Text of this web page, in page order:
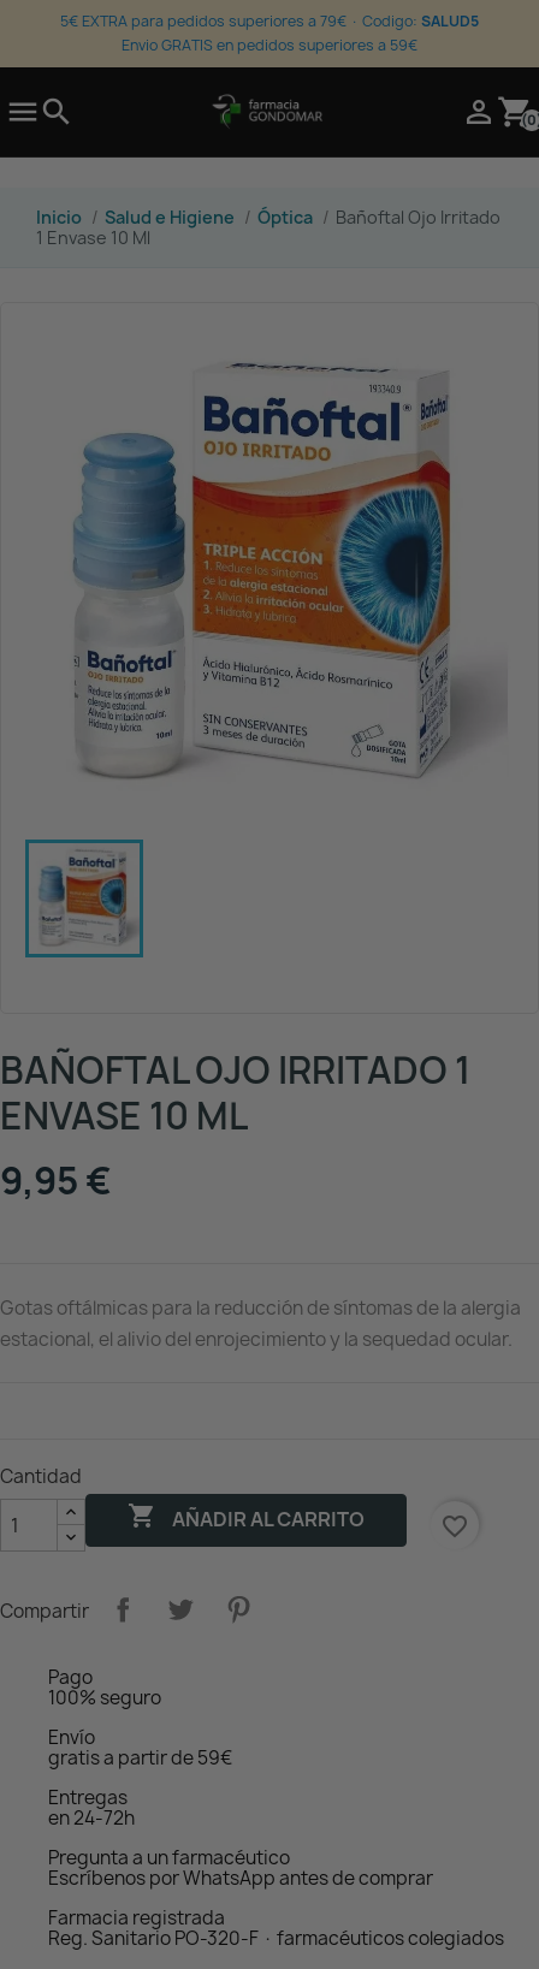
5€ EXTRA para pedidos superiores a 79€ · Codigo: SALUD5
Envio GRATIS en pedidos superiores a 59€
search  shopping_cart
Inicio Salud e Higiene Óptica
Bañoftal Ojo Irritado
1 Envase 10 Ml
BAÑOFTAL OJO IRRITADO 1
ENVASE 10 ML
9,95 €
Gotas oftálmicas para la reducción de síntomas de la alergia
estacional, el alivio del enrojecimiento y la sequedad ocular.
Cantidad
 AÑADIR AL CARRITO favorite_border
Compartir
Pago
100% seguro
Envío
gratis a partir de 59€
Entregas
en 24-72h
Pregunta a un farmacéutico
Escríbenos por WhatsApp antes de comprar
Farmacia registrada
Reg. Sanitario PO-320-F · farmacéuticos colegiados